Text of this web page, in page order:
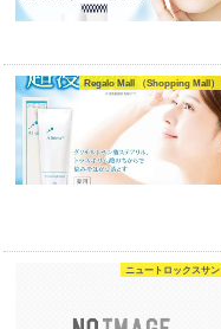
Regalo Mall （Shopping Mall）
ニュートロックスサン